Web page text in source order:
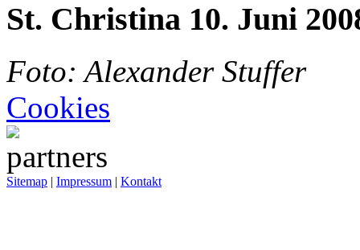
St. Christina 10. Juni
Foto: Alexander Stuffer
Cookies
Sitemap | Impressum | Kontakt